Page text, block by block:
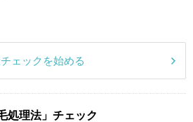
ェックを始める
処理法」チェック